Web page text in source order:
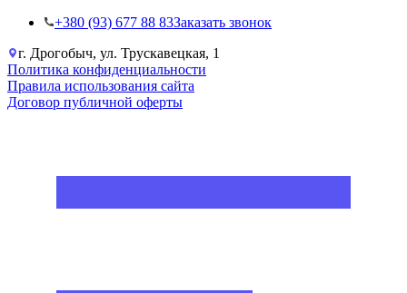
+38‎0 (93) 677 88 83Заказать звонок
г. Дрогобыч, ул. Трускавецкая, 1
Политика конфиденциальности
Правила использования сайта
Договор публичной оферты